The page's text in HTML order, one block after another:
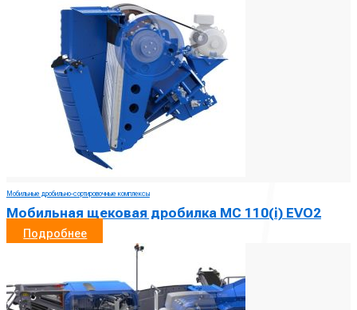
Мобильные дробильно-сортировочные комплексы
Мобильная щековая дробилка MC 110(i) EVO2
Подробнее